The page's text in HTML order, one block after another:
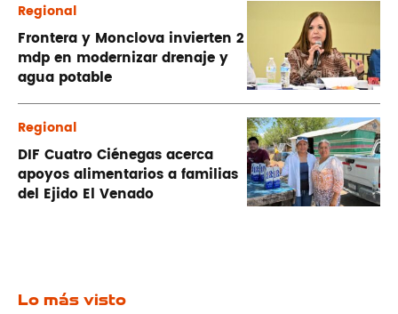
Regional
Frontera y Monclova invierten 2
mdp en modernizar drenaje y
agua potable
Regional
DIF Cuatro Ciénegas acerca
apoyos alimentarios a familias
del Ejido El Venado
Lo más visto